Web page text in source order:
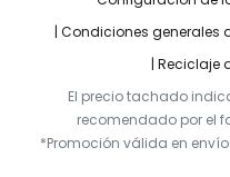
Condiciones generales
Reciclaje
El precio tachado
recomendado por el
*Promoción válida en